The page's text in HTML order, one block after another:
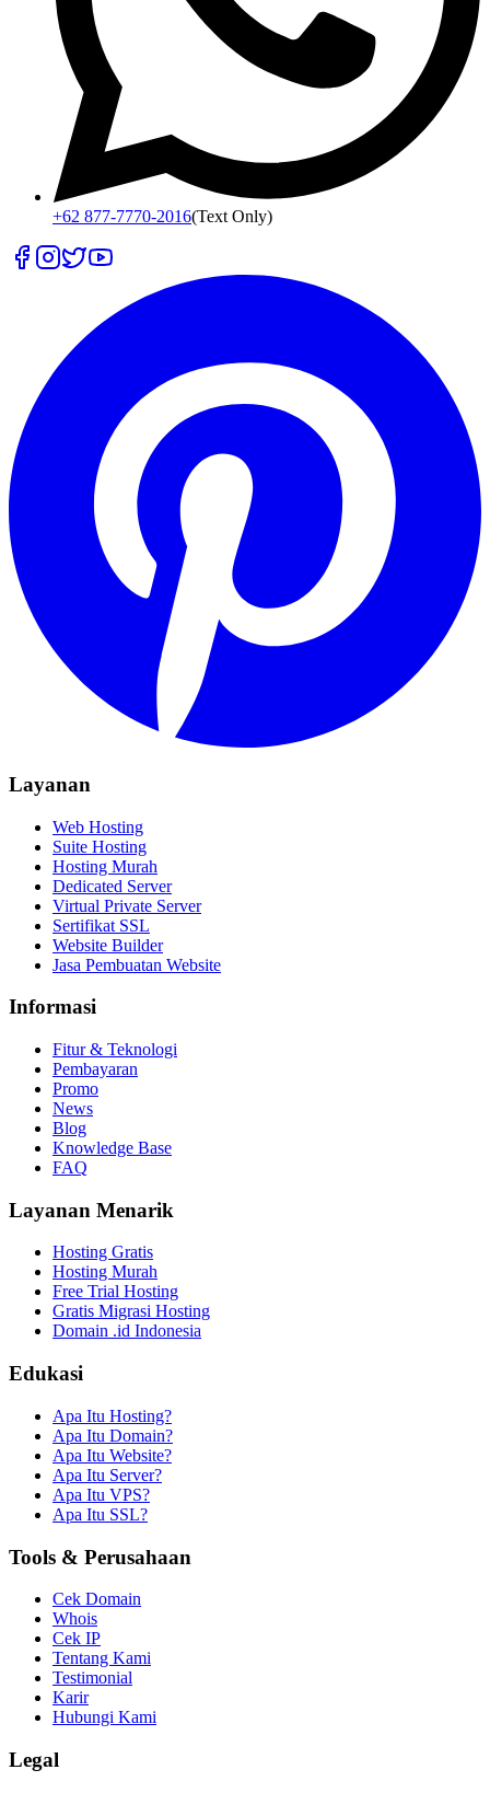
+62 877-7770-2016(Text Only)
Layanan
Web Hosting
Suite Hosting
Hosting Murah
Dedicated Server
Virtual Private Server
Sertifikat SSL
Website Builder
Jasa Pembuatan Website
Informasi
Fitur & Teknologi
Pembayaran
Promo
News
Blog
Knowledge Base
FAQ
Layanan Menarik
Hosting Gratis
Hosting Murah
Free Trial Hosting
Gratis Migrasi Hosting
Domain .id Indonesia
Edukasi
Apa Itu Hosting?
Apa Itu Domain?
Apa Itu Website?
Apa Itu Server?
Apa Itu VPS?
Apa Itu SSL?
Tools & Perusahaan
Cek Domain
Whois
Cek IP
Tentang Kami
Testimonial
Karir
Hubungi Kami
Legal